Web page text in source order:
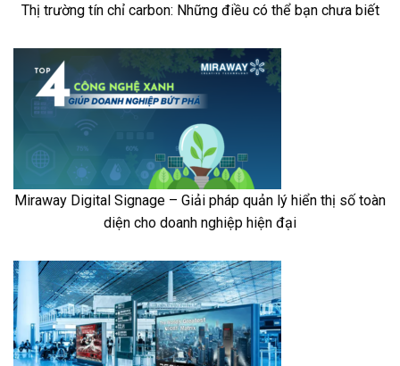
Thị trường tín chỉ carbon: Những điều có thể bạn chưa biết
Miraway Digital Signage – Giải pháp quản lý hiển thị số toàn
diện cho doanh nghiệp hiện đại